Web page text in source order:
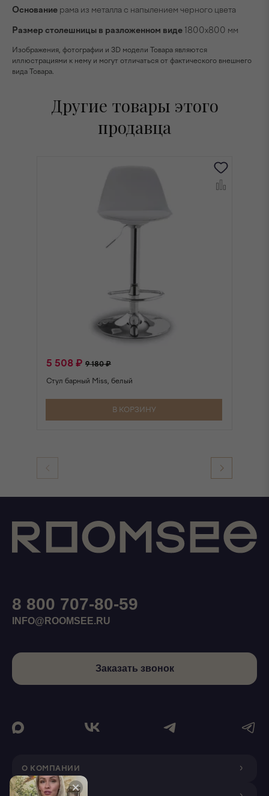
Основание рама из металла с напылением черного цвета
Размер столешницы в разложенном виде 1800х800 мм
Изображения, фотографии и 3D модели Товара являются
иллюстрациями к нему и могут отличаться от фактического внешнего
вида Товара.
Другие товары этого
продавца
5 508 ₽ 9 180 ₽
Стул барный Miss, белый
В КОРЗИНУ
О КОМПАНИИ
8 800 707-80-59
INFO@ROOMSEE.RU
Заказать звонок